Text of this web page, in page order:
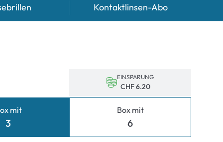
Kontaktlinsen-Abo
mit
3
EINSPARUNG
CHF 6.20
Box mit
6